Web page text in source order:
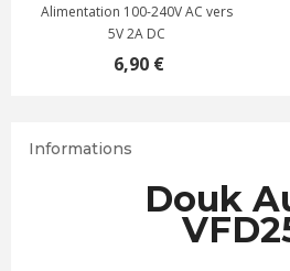
Alimentation 100-240V AC vers
5V 2A DC
6,90 €
Informations
Douk